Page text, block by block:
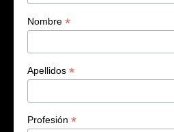
Nombre *
Apellidos *
Profesión *